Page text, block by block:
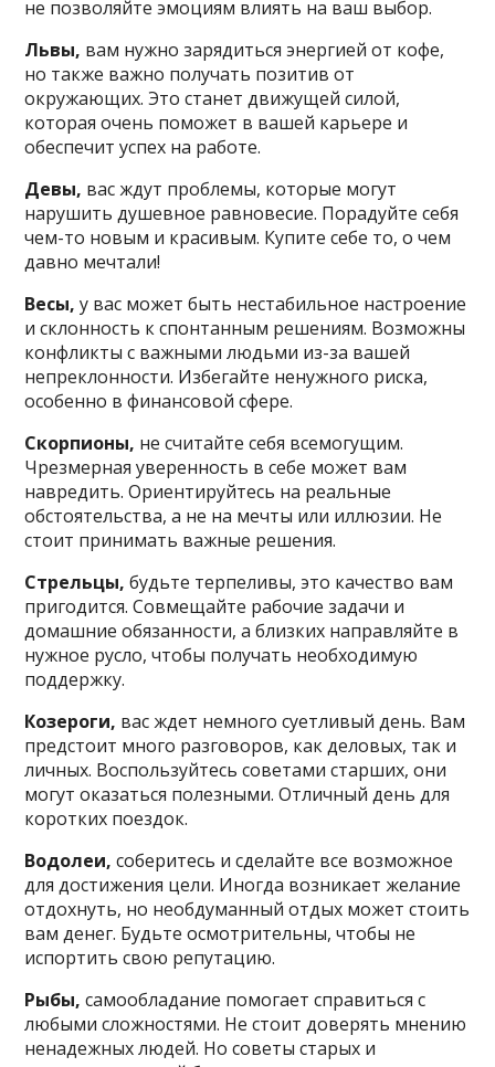
не позволяйте эмоциям влиять на ваш выбор.
Львы, вам нужно зарядиться энергией от кофе,
но также важно получать позитив от
окружающих. Это станет движущей силой,
которая очень поможет в вашей карьере и
обеспечит успех на работе.
Девы, вас ждут проблемы, которые могут
нарушить душевное равновесие. Порадуйте себя
чем-то новым и красивым. Купите себе то, о чем
давно мечтали!
Весы, у вас может быть нестабильное настроение
и склонность к спонтанным решениям. Возможны
конфликты с важными людьми из-за вашей
непреклонности. Избегайте ненужного риска,
особенно в финансовой сфере.
Скорпионы, не считайте себя всемогущим.
Чрезмерная уверенность в себе может вам
навредить. Ориентируйтесь на реальные
обстоятельства, а не на мечты или иллюзии. Не
стоит принимать важные решения.
Стрельцы,будьте терпеливы, это качество вам
пригодится. Совмещайте рабочие задачи и
домашние обязанности, а близких направляйте в
нужное русло, чтобы получать необходимую
поддержку.
Козероги, вас ждет немного суетливый день. Вам
предстоит много разговоров, как деловых, так и
личных. Воспользуйтесь советами старших, они
могут оказаться полезными. Отличный день для
коротких поездок.
Водолеи, соберитесь и сделайте все возможное
для достижения цели. Иногда возникает желание
отдохнуть, но необдуманный отдых может стоить
вам денег. Будьте осмотрительны, чтобы не
испортить свою репутацию.
Рыбы, самообладание помогает справиться с
любыми сложностями. Не стоит доверять мнению
ненадежных людей. Но советы старых и